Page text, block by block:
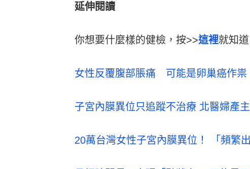
延伸閱讀
你想要什麼樣的健檢，按>>這裡就知道
女性反覆腹部脹痛 可能是卵巢癌作祟
子宮內膜異位只追蹤不治療 北醫婦產
20萬台灣女性子宮內膜異位！ 「頻繁